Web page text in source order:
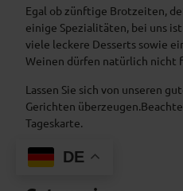
Egal ob zünftige Brotzeiten,
einige Spezialitäten, bei uns
viele leckere Desserts sowie
Weinen dürfen natürlich nicht
Lassen Sie sich von unseren
Gerichten
Tageskarte.
DE